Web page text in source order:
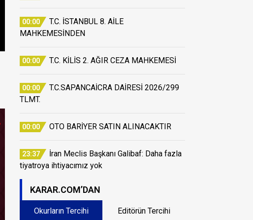
00:00
T.C. İSTANBUL 8. AİLE
MAHKEMESİNDEN
00:00 T.C. KİLİS 2. AĞIR CEZA MAHKEMESİ
00:00
T.C.SAPANCAİCRA DAİRESİ 2026/299
TLMT.
00:00 OTO BARİYER SATIN ALINACAKTIR
23:37
İran Meclis Başkanı Galibaf: Daha fazla
tiyatroya ihtiyacımız yok
KARAR.COM’DAN
Okurların Tercihi Editörün Tercihi